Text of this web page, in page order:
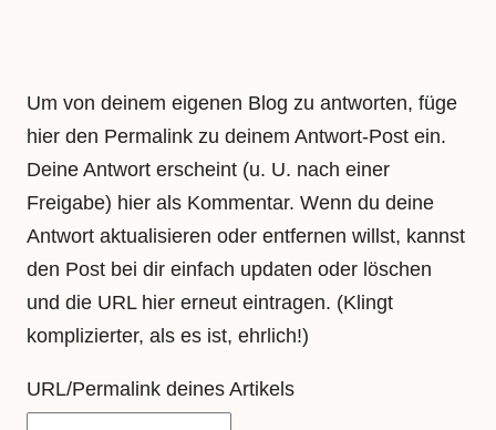
Um von deinem eigenen Blog zu antworten, füge
hier den Permalink zu deinem Antwort-Post ein.
Deine Antwort erscheint (u. U. nach einer
Freigabe) hier als Kommentar. Wenn du deine
Antwort aktualisieren oder entfernen willst, kannst
den Post bei dir einfach updaten oder löschen
und die URL hier erneut eintragen. (Klingt
komplizierter, als es ist, ehrlich!)
URL/Permalink deines Artikels